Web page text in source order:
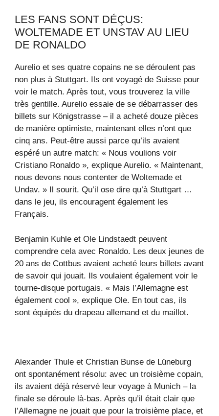
LES FANS SONT DÉÇUS:
WOLTEMADE ET UNSTAV AU LIEU
DE RONALDO
Aurelio et ses quatre copains ne se déroulent pas
non plus à Stuttgart. Ils ont voyagé de Suisse pour
voir le match. Après tout, vous trouverez la ville
très gentille. Aurelio essaie de se débarrasser des
billets sur Königstrasse – il a acheté douze pièces
de manière optimiste, maintenant elles n’ont que
cinq ans. Peut-être aussi parce qu’ils avaient
espéré un autre match: « Nous voulions voir
Cristiano Ronaldo », explique Aurelio. « Maintenant,
nous devons nous contenter de Woltemade et
Undav. » Il sourit. Qu’il ose dire qu’à Stuttgart …
dans le jeu, ils encouragent également les
Français.
Benjamin Kuhle et Ole Lindstaedt peuvent
comprendre cela avec Ronaldo. Les deux jeunes de
20 ans de Cottbus avaient acheté leurs billets avant
de savoir qui jouait. Ils voulaient également voir le
tourne-disque portugais. « Mais l’Allemagne est
également cool », explique Ole. En tout cas, ils
sont équipés du drapeau allemand et du maillot.
Alexander Thule et Christian Bunse de Lüneburg
ont spontanément résolu: avec un troisième copain,
ils avaient déjà réservé leur voyage à Munich – la
finale se déroule là-bas. Après qu’il était clair que
l’Allemagne ne jouait que pour la troisième place, et